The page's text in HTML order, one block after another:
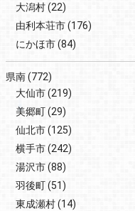
大潟村(22)
由利本荘市(176)
にかほ市(84)
県南(772)
大仙市(219)
美郷町(29)
仙北市(125)
横手市(242)
湯沢市(88)
羽後町(51)
東成瀬村(14)